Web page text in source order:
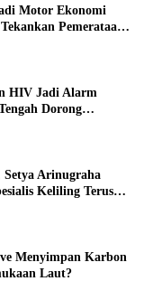
Motor Ekonomi
Pemerataan
HIV Jadi Alarm
Dorong
Setya Arinugraha
Keliling Terus
Menyimpan Karbon
Laut?